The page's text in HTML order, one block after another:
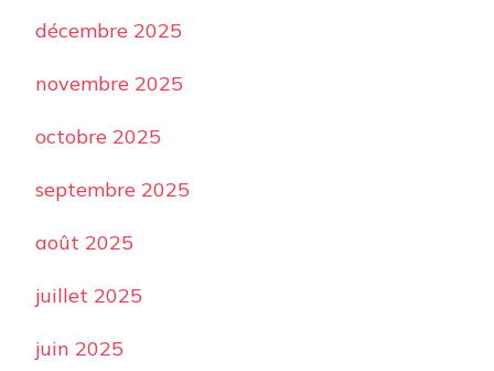
décembre 2025
novembre 2025
octobre 2025
septembre 2025
août 2025
juillet 2025
juin 2025